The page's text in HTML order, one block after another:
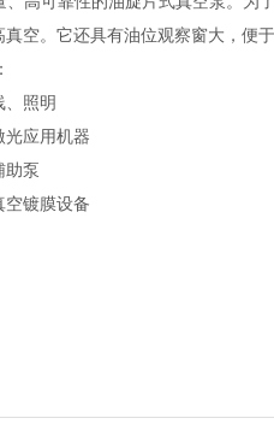
空。它还具有油位观察窗大，便
、照明
光应用机器
助泵
空镀膜设备